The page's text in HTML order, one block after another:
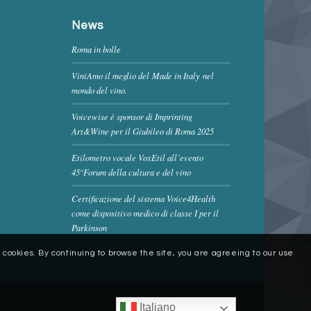
News
Roma in bolle
ViniAmo il meglio del Made in Italy nel
mondo del vino.
Voicewise è sponsor di Imprinting
Art&Wine per il Giubileo di Roma 2025
Etilometro vocale VoxEtil all’evento
45°Forum della cultura e del vino
Certificazione del sistema Voice4Health
come dispositivo medico di classe I per il
Parkinson
By continuing to browse the site, you are agreeing to our use
Italiano